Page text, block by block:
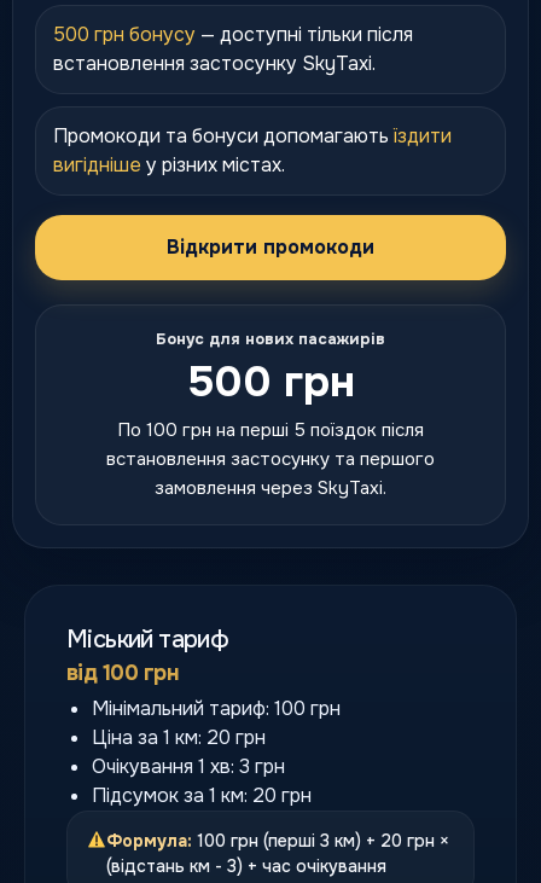
500 грн бонусу — доступні тільки після
встановлення застосунку SkyTaxi.
Промокоди та бонуси допомагаютьїздити
вигідніше у різних містах.
Відкрити промокоди
Бонус для нових пасажирів
500 грн
По 100 грн на перші 5 поїздок після
встановлення застосунку та першого
замовлення через SkyTaxi.
Міський тариф
від 100 грн
Мінімальний тариф: 100 грн
Ціна за 1 км: 20 грн
Очікування 1 хв: 3 грн
Підсумок за 1 км: 20 грн
Формула: 100 грн (перші 3 км) + 20 грн ×
(відстань км - 3) + час очікування